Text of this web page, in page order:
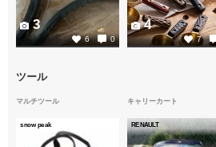
6 0
3
7
4
ツール
マルチツール
snow peak
キャリーカート
RENAULT